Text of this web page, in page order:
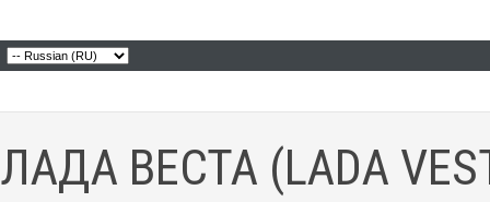
ЛАДА ВЕСТА (LADA